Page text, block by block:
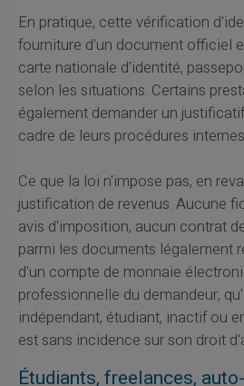
En pratique, cette vérification
fourniture d'un document officiel
carte nationale d'identité,
selon les situations. Certains
également demander un
cadre de leurs procédures
Ce que la loi n'impose pas, en
justification de revenus. Aucune
avis d'imposition, aucun contrat
parmi les documents légalement
d'un compte de monnaie
professionnelle du demandeur,
indépendant, étudiant, inactif ou
est sans incidence sur son droit
Étudiants, freelances,